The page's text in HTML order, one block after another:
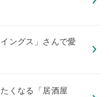
ングス」さんで愛
くなる「居酒屋